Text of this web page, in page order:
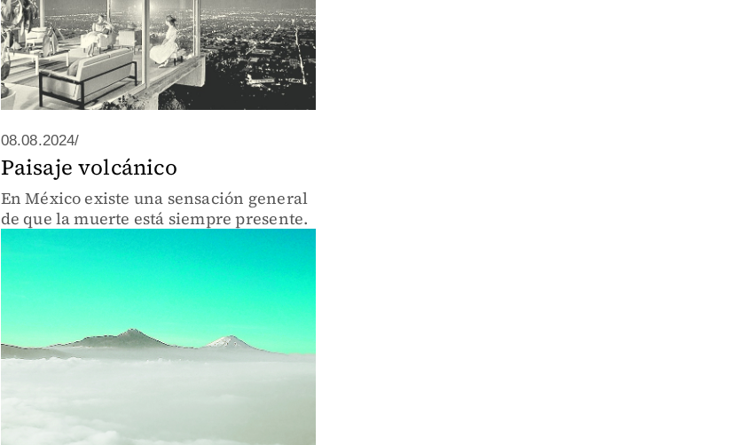
08.08.2024/
Paisaje volcánico
En México existe una sensación general
de que la muerte está siempre presente.